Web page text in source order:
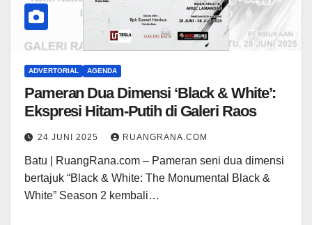
ADVERTORIAL AGENDA
Pameran Dua Dimensi ‘Black & White’:
Ekspresi Hitam-Putih di Galeri Raos
24 JUNI 2025 RUANGRANA.COM
Batu | RuangRana.com – Pameran seni dua dimensi
bertajuk “Black & White: The Monumental Black &
White” Season 2 kembali…